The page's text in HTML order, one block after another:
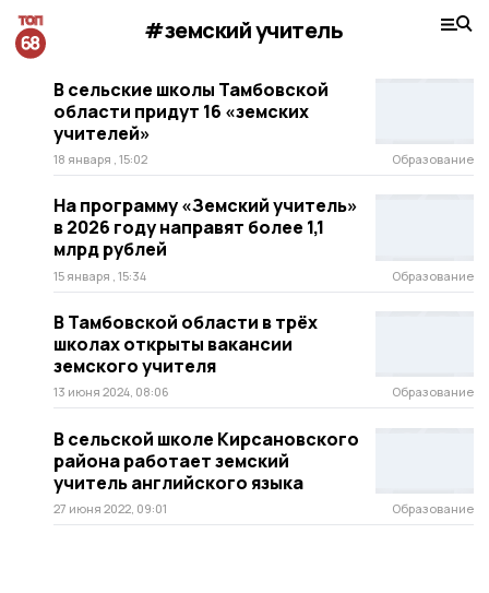
#земский учитель
В сельские школы Тамбовской
области придут 16 «земских
учителей»
18 января , 15:02 Образование
На программу «Земский учитель»
в 2026 году направят более 1,1
млрд рублей
15 января , 15:34 Образование
В Тамбовской области в трëх
школах открыты вакансии
земского учителя
13 июня 2024, 08:06 Образование
В сельской школе Кирсановского
района работает земский
учитель английского языка
27 июня 2022, 09:01 Образование